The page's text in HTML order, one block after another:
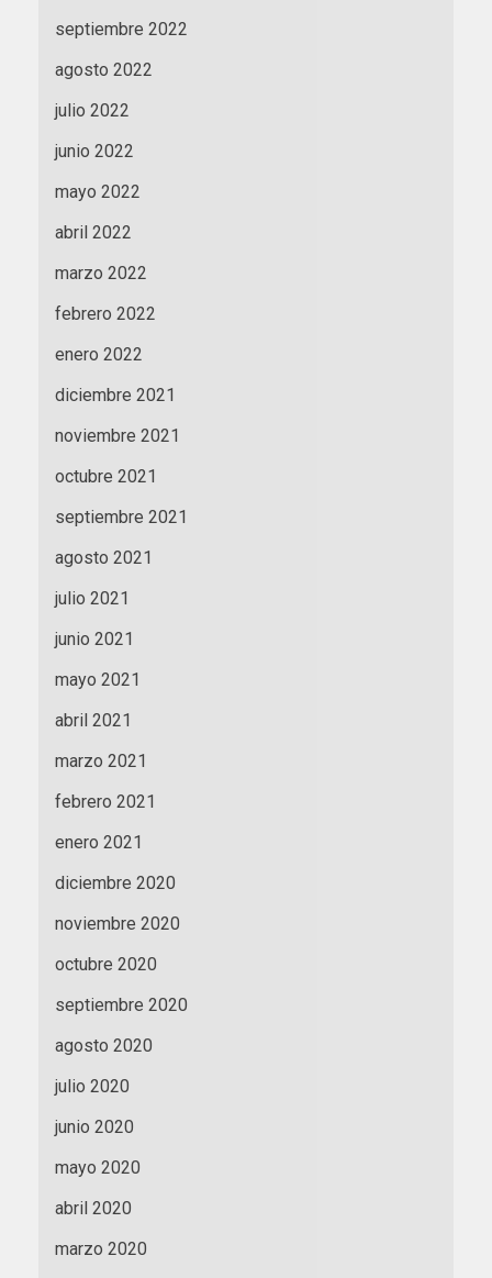
septiembre 2022
agosto 2022
julio 2022
junio 2022
mayo 2022
abril 2022
marzo 2022
febrero 2022
enero 2022
diciembre 2021
noviembre 2021
octubre 2021
septiembre 2021
agosto 2021
julio 2021
junio 2021
mayo 2021
abril 2021
marzo 2021
febrero 2021
enero 2021
diciembre 2020
noviembre 2020
octubre 2020
septiembre 2020
agosto 2020
julio 2020
junio 2020
mayo 2020
abril 2020
marzo 2020